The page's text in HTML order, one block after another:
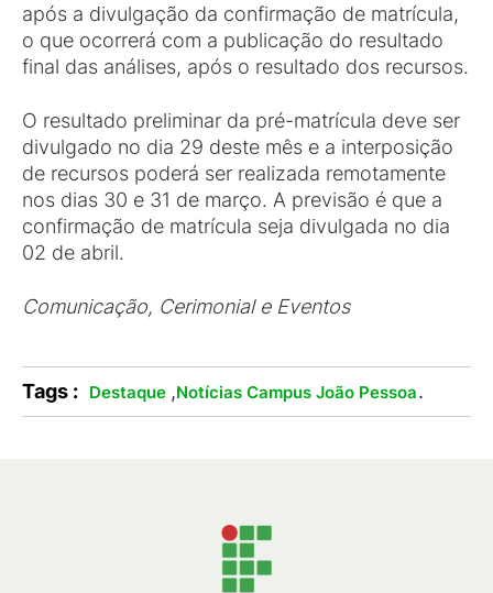
após a divulgação da confirmação de matrícula,
o que ocorrerá com a publicação do resultado
final das análises, após o resultado dos recursos.
O resultado preliminar da pré-matrícula deve ser
divulgado no dia 29 deste mês e a interposição
de recursos poderá ser realizada remotamente
nos dias 30 e 31 de março. A previsão é que a
confirmação de matrícula seja divulgada no dia
02 de abril.
Comunicação, Cerimonial e Eventos
Tags : Destaque ,Notícias Campus João Pessoa.